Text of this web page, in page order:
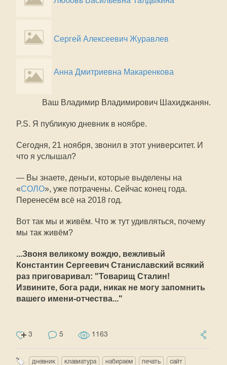
Сергей Алексеевич Журавлев
Анна Дмитриевна Макаренкова
Ваш Владимир Владимирович Шахиджанян.
P.S. Я публикую дневник в ноябре.
Сегодня, 21 ноября, звонил в этот университет. И
что я услышал?
— Вы знаете, деньги, которые выделены на
«СОЛО», уже потрачены. Сейчас конец года.
Перенесём всё на 2018 год.
Вот так мы и живём. Что ж тут удивляться, почему
мы так живём?
...Звоня великому вождю, вежливый
Константин Сергеевич Станиславский всякий
раз приговаривал: "Товарищ Сталин!
Извините, бога ради, никак не могу запомнить
вашего имени-отчества..."
3 5 1163
дневник клавиатура набираем печать сайт